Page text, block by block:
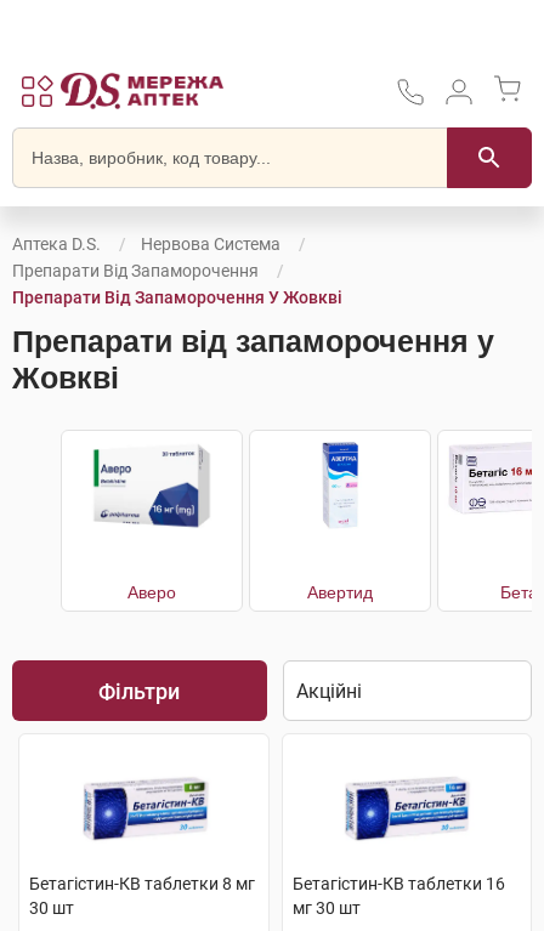
Аптека D.S.
Нервова Система
Препарати Від Запаморочення
Препарати Від Запаморочення У Жовкві
Препарати від запаморочення у
Жовкві
Аверо Авертид
Фільтри
Бетагістин-КВ таблетки 8 мг
30 шт
Бетагістин-КВ таблетки 16
мг 30 шт